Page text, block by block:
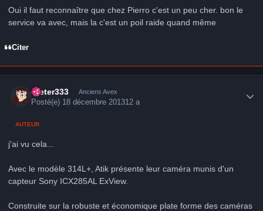
Oui il faut reconnaître que chez Pierro c'est un peu cher. bon le
service va avec, mais la c'est un poil raide quand même
Citer
Dieter333 Anciens Avex
Posté(e) 18 décembre 201312 a
AUTEUR
j'ai vu cela...
Avec le modèle 314L+, Atik présente leur caméra munis d'un
capteur Sony ICX285AL ExView.
Construite sur la robuste et économique plate forme des caméras